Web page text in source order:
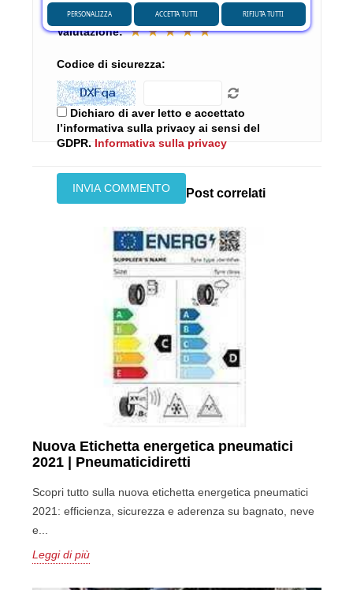
Valutazione: ★ ★ ★ ★ ★
Codice di sicurezza:
Dichiaro di aver letto e accettato
l’informativa sulla privacy ai sensi del
GDPR. Informativa sulla privacy
Post correlati
Nuova Etichetta energetica pneumatici
2021 | Pneumaticidiretti
Scopri tutto sulla nuova etichetta energetica pneumatici
2021: efficienza, sicurezza e aderenza su bagnato, neve
e...
Leggi di più
PERSONALIZZA RIFIUTA TUTTI
ACCETTA TUTTI